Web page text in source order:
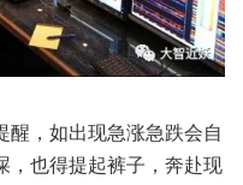
醒，如出现急涨急跌会自
，也得提起裤子，奔赴现